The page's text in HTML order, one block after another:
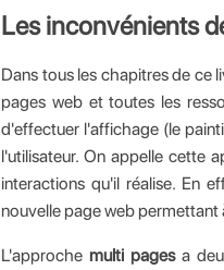
Les inconvénients
Dans tous les chapitres de ce
pages web et toutes les
d'effectuer l'affichage (le
l'utilisateur. On appelle cette
interactions qu'il réalise. En
nouvelle page web
L'approche multi pagesa